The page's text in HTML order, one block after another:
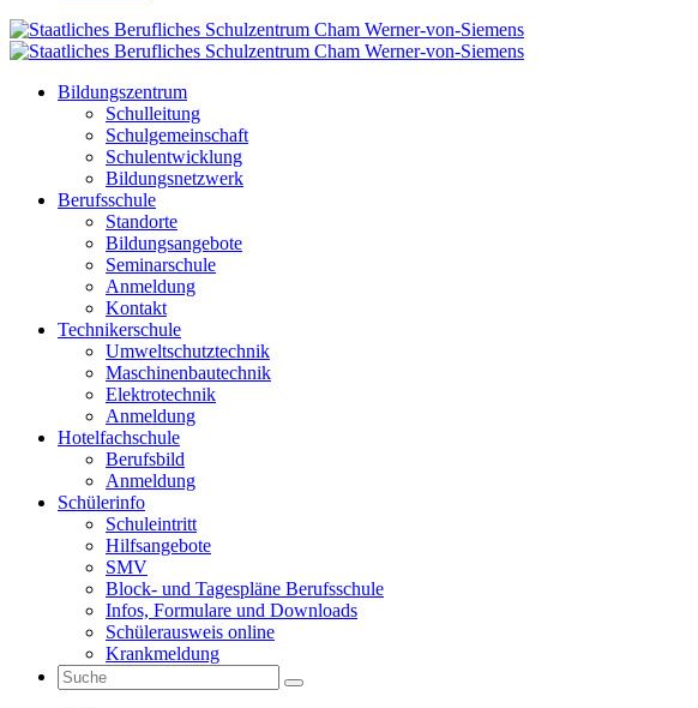
Bildungszentrum
Schulleitung
Schulgemeinschaft
Schulentwicklung
Bildungsnetzwerk
Berufsschule
Standorte
Bildungsangebote
Seminarschule
Anmeldung
Kontakt
Technikerschule
Umweltschutztechnik
Maschinenbautechnik
Elektrotechnik
Anmeldung
Hotelfachschule
Berufsbild
Anmeldung
Schülerinfo
Schuleintritt
Hilfsangebote
SMV
Block- und Tagespläne Berufsschule
Infos, Formulare und Downloads
Schülerausweis online
Krankmeldung